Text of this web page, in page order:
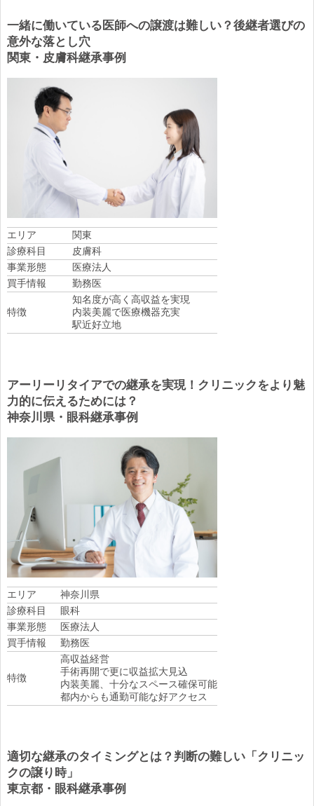
一緒に働いている医師への譲渡は難しい？後継者選びの
意外な落とし穴
関東・皮膚科継承事例
エリア
関東
診療科目
皮膚科
事業形態
医療法人
買手情報
勤務医
特徴
知名度が高く高収益を実現
内装美麗で医療機器充実
駅近好立地
アーリーリタイアでの継承を実現！クリニックをより魅
力的に伝えるためには？
神奈川県・眼科継承事例
エリア
神奈川県
診療科目
眼科
事業形態
医療法人
買手情報
勤務医
特徴
高収益経営
手術再開で更に収益拡大見込
内装美麗、十分なスペース確保可能
都内からも通勤可能な好アクセス
適切な継承のタイミングとは？判断の難しい「クリニッ
クの譲り時」
東京都・眼科継承事例